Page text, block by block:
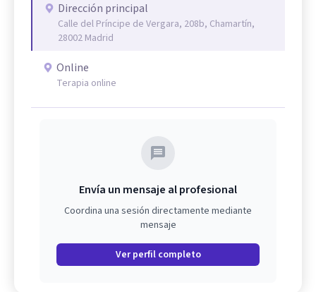
Dirección principal
Calle del Príncipe de Vergara, 208b, Chamartín,
28002 Madrid
Online
Terapia online
Envía un mensaje al profesional
Coordina una sesión directamente mediante
mensaje
Ver perfil completo